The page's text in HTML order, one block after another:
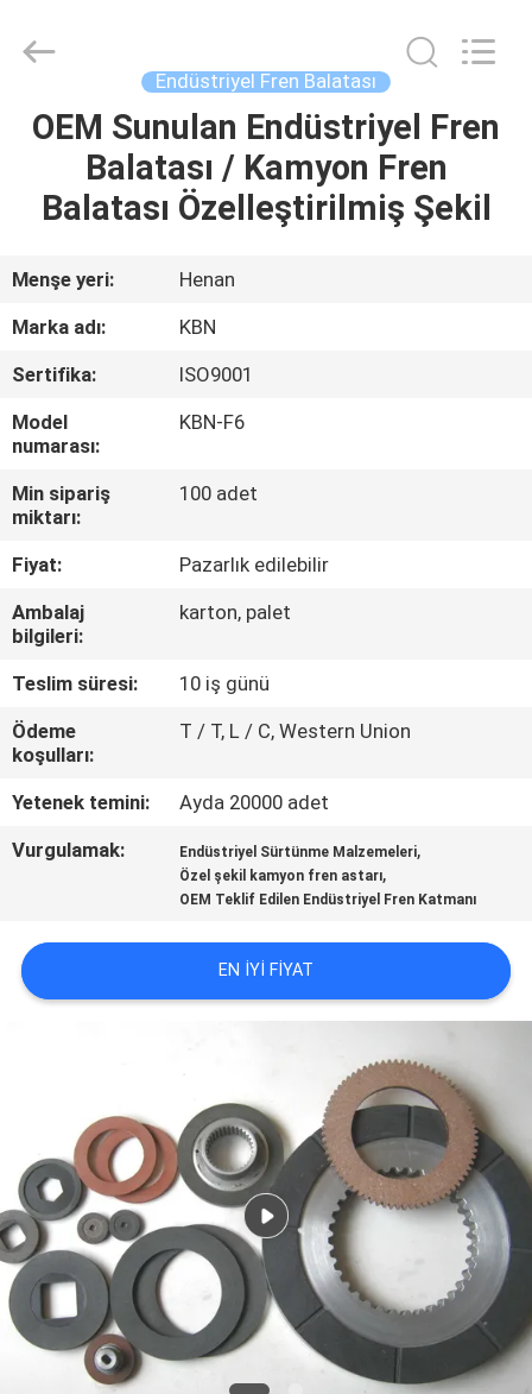
EV
ÜRÜN:%
HAKKIMIZDA
FABRIKA
TURU
KALITE
KONTROL
BIZE
ULAŞIN
BIR
HARITASI
PRIVACY
Reserved.
Endüstriyel Fren Balatası
OEM Sunulan Endüstriyel Fren
Balatası / Kamyon Fren
Balatası Özelleştirilmiş Şekil
Menşe yeri:
Henan
Marka adı:
KBN
Sertifika:
ISO9001
Model
numarası:
KBN-F6
Min sipariş
miktarı:
100 adet
Fiyat:
Pazarlık edilebilir
Ambalaj
bilgileri:
karton, palet
Teslim süresi:
10 iş günü
Ödeme
koşulları:
T / T, L / C, Western Union
Yetenek temini:
Ayda 20000 adet
Vurgulamak:
Endüstriyel Sürtünme Malzemeleri,
Özel şekil kamyon fren astarı,
OEM Teklif Edilen Endüstriyel Fren Katmanı
EN IYI FIYAT